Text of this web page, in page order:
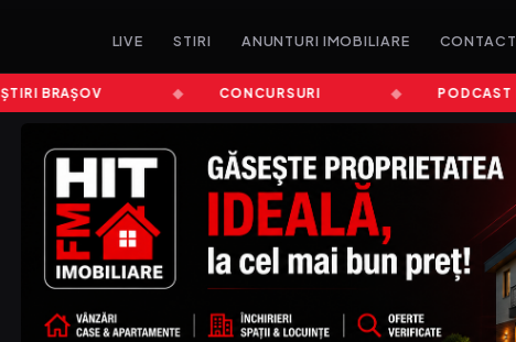
LIVE STIRI ANUNTURI IMOBILIARE CONTACT
CONCURSURI PODCAST HIT